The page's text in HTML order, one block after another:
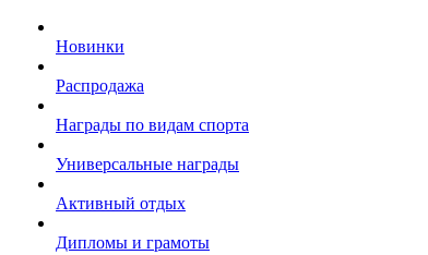
Новинки
Распродажа
Награды по видам спорта
Универсальные награды
Активный отдых
Дипломы и грамоты